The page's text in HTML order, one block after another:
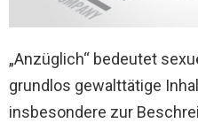
„Anzüglich“ bedeutet
grundlos gewalttätige
insbesondere zur